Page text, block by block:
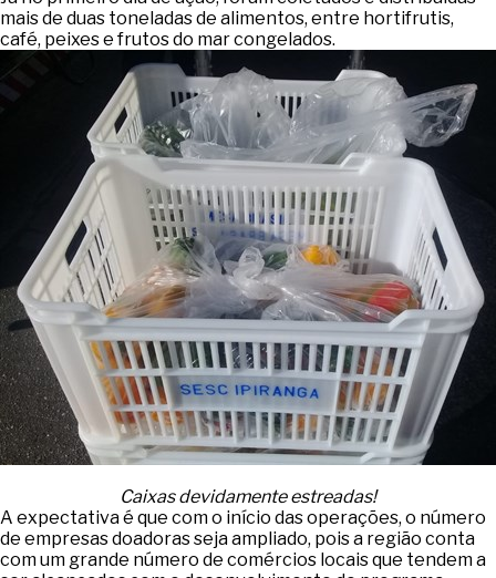
mais de duas toneladas de alimentos, entre hortifrutis,
café, peixes e frutos do mar congelados.
Caixas devidamente estreadas!
A expectativa é que com o início das operações, o número
de empresas doadoras seja ampliado, pois a região conta
com um grande número de comércios locais que tendem a